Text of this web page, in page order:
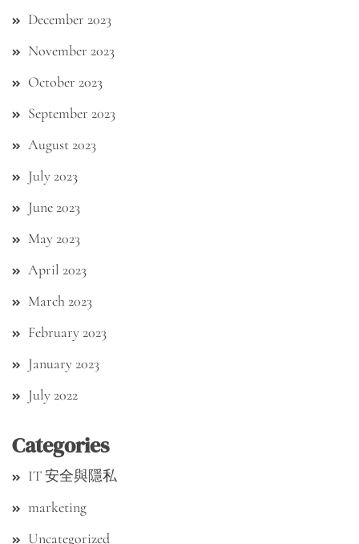
December 2023
November 2023
October 2023
September 2023
August 2023
July 2023
June 2023
May 2023
April 2023
March 2023
February 2023
January 2023
July 2022
Categories
IT 安全與隱私
marketing
Uncategorized